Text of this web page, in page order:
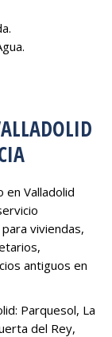
en Valladolid
viviendas,
antiguos en
Parquesol, La
del Rey,